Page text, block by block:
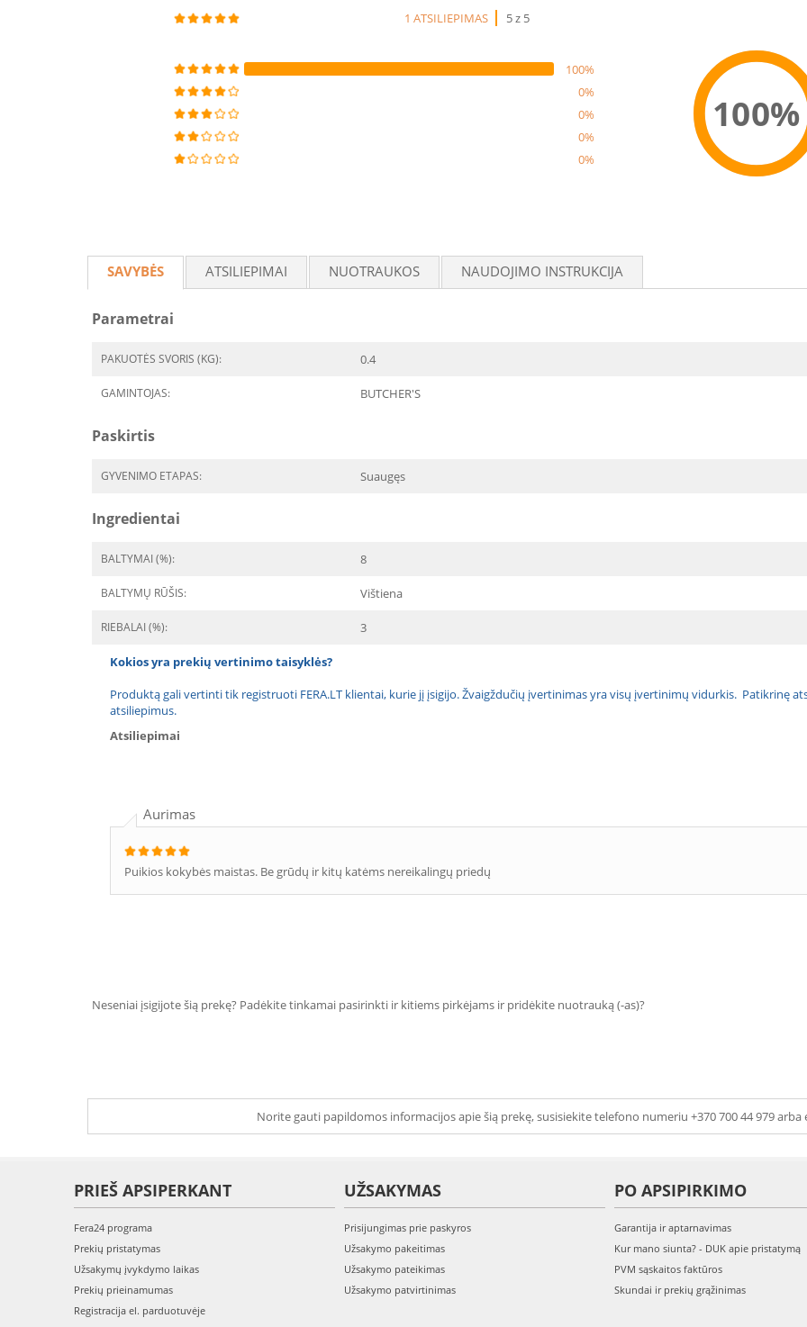
1 ATSILIEPIMAS 5 z 5
100%
0%
0%
0%
0%
100%
SAVYBĖS ATSILIEPIMAI NUOTRAUKOS NAUDOJIMO INSTRUKCIJA
Parametrai
PAKUOTĖS SVORIS (KG): 0.4
GAMINTOJAS: BUTCHER'S
Paskirtis
GYVENIMO ETAPAS: Suaugęs
Ingredientai
BALTYMAI (%): 8
BALTYMŲ RŪŠIS: Vištiena
RIEBALAI (%): 3
Kokios yra prekių vertinimo taisyklės?
Produktą gali vertinti tik registruoti FERA.LT klientai, kurie jį įsigijo. Žvaigždučių įvertinimas yra visų įvertinimų vidurkis. Patikrinę
atsiliepimus.
Atsiliepimai
Aurimas
Puikios kokybės maistas. Be grūdų ir kitų katėms nereikalingų priedų
Neseniai įsigijote šią prekę? Padėkite tinkamai pasirinkti ir kitiems pirkėjams ir pridėkite nuotrauką (-as)?
Norite gauti papildomos informacijos apie šią prekę, susisiekite telefono numeriu +370 700 44 979 arba
PRIEŠ APSIPERKANT
Fera24 programa
Prekių pristatymas
Užsakymų įvykdymo laikas
Prekių prieinamumas
Registracija el. parduotuvėje
UŽSAKYMAS
Prisijungimas prie paskyros
Užsakymo pakeitimas
Užsakymo pateikimas
Užsakymo patvirtinimas
PO APSIPIRKIMO
Garantija ir aptarnavimas
Kur mano siunta? - DUK apie pristatymą
PVM sąskaitos faktūros
Skundai ir prekių grąžinimas